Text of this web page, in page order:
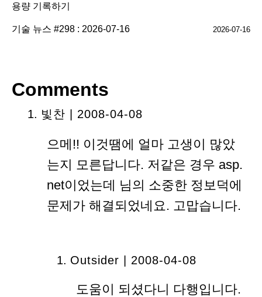
용량 기록하기
기술 뉴스 #298 : 2026-07-16 2026-07-16
Comments
빛찬 | 2008-04-08
으메!! 이것땜에 얼마 고생이 많았
는지 모른답니다. 저같은 경우 asp.
net이었는데 님의 소중한 정보덕에
문제가 해결되었네요. 고맙습니다.
Outsider | 2008-04-08
도움이 되셨다니 다행입니다.